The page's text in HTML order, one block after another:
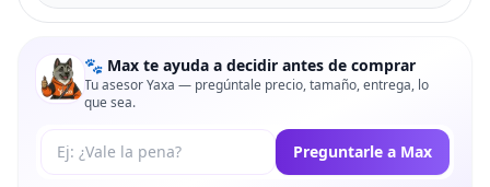
🐾 Max te ayuda a decidir antes de comprar
Tu asesor Yaxa — pregúntale precio, tamaño, entrega, lo
que sea.
Tu pregunta a Max Preguntarle a Max